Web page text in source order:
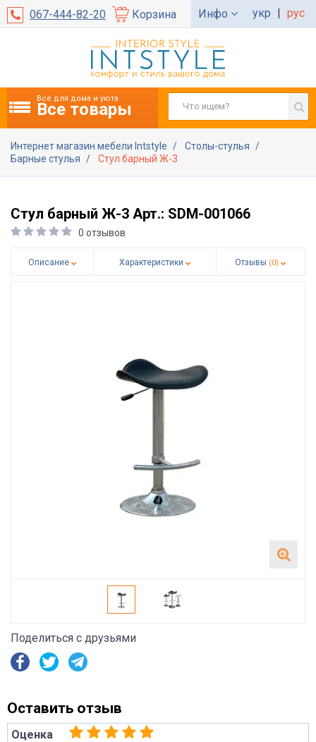
067-444-82-20 Корзина Инфо укр | рус
Все для дома и уюта
Все товары
Интернет магазин мебели Intstyle
Столы-стулья
Барные стулья
Стул барный Ж-3
Стул барный Ж-3 Арт.: SDM-001066
0 отзывов
Описание Характеристики Отзывы (0)
Поделиться с друзьями
Оставить отзыв
Оценка